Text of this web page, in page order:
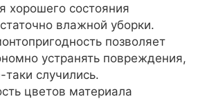
хорошего состояния
влажной уборки.
позволяет
устранять повреждения,
таки случились.
цветов материала